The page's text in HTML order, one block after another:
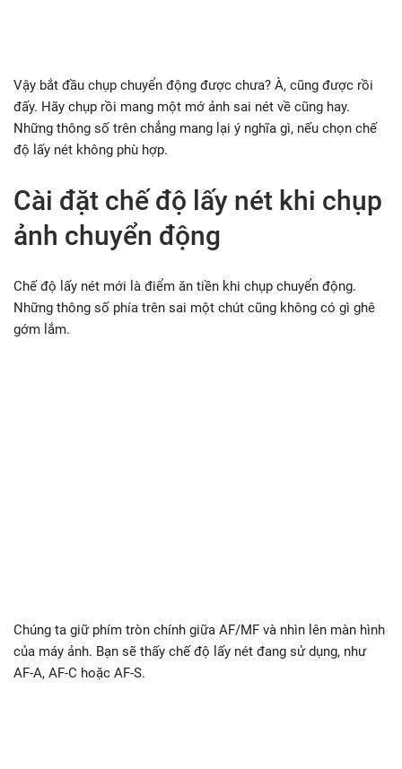
Vậy bắt đầu chụp chuyển động được chưa? À, cũng được rồi
đấy. Hãy chụp rồi mang một mớ ảnh sai nét về cũng hay.
Những thông số trên chẳng mang lại ý nghĩa gì, nếu chọn chế
độ lấy nét không phù hợp.
Cài đặt chế độ lấy nét khi chụp
ảnh chuyển động
Chế độ lấy nét mới là điểm ăn tiền khi chụp chuyển động.
Những thông số phía trên sai một chút cũng không có gì ghê
gớm lắm.
Chúng ta giữ phím tròn chính giữa AF/MF và nhìn lên màn hình
của máy ảnh. Bạn sẽ thấy chế độ lấy nét đang sử dụng, như
AF-A, AF-C hoặc AF-S.